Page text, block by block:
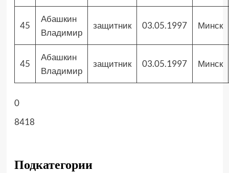
45
Абашкин
Владимир
защитник 03.05.1997 Минск
45
Абашкин
Владимир
защитник 03.05.1997 Минск
0
8418
Подкатегории